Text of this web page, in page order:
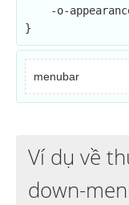
-o-
}
menubar
Ví dụ về
down-